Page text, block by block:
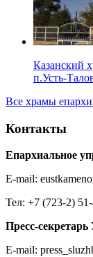
Казанский
п.Усть-
Все храмы
Контакты
Епархиальное
E-mail:
Тел: +7 (723-2)
Пресс-
E-mail: